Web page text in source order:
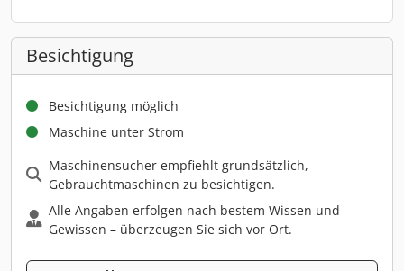
Besichtigung
Besichtigung möglich
Maschine unter Strom
Maschinensucher empfiehlt grundsätzlich,
Gebrauchtmaschinen zu besichtigen.
Alle Angaben erfolgen nach bestem Wissen und
Gewissen – überzeugen Sie sich vor Ort.